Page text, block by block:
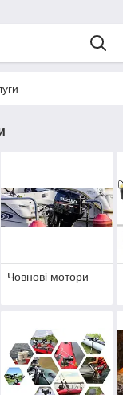
Човнові мотори